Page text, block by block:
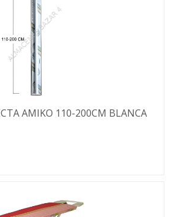
AMIKO 110-200CM BLANCA